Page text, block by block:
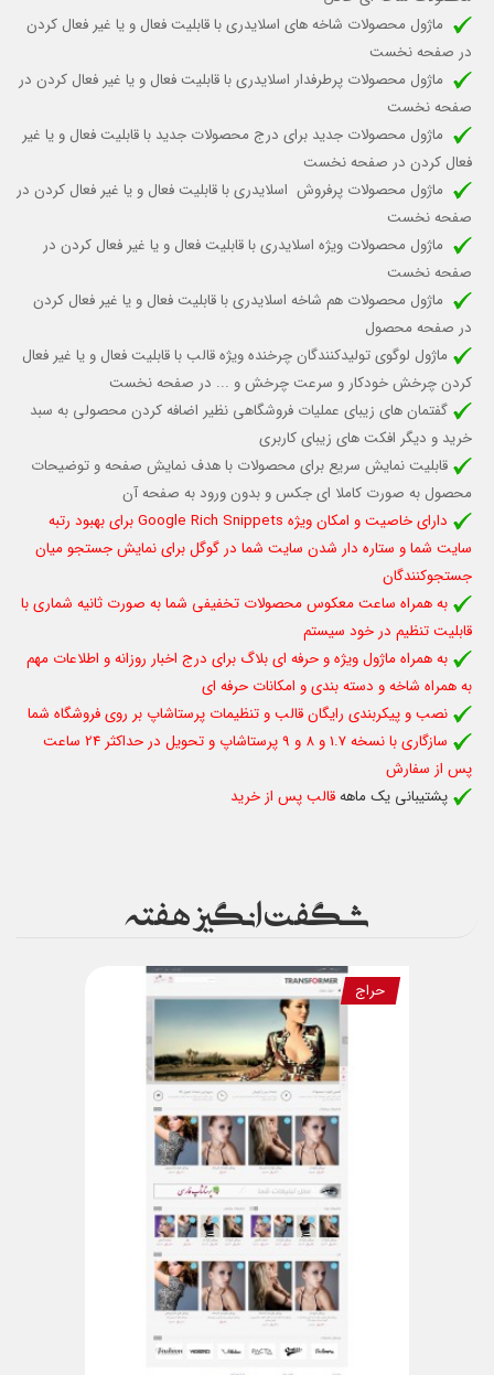
ماژول محصولات شاخه های اسلایدری با قابلیت فعال و یا غیر فعال کردن
در صفحه نخست
ماژول محصولات پرطرفدار اسلایدری با قابلیت فعال و یا غیر فعال کردن در
صفحه نخست
ماژول محصولات جدید برای درج محصولات جدید با قابلیت فعال و یا غیر
فعال کردن در صفحه نخست
ماژول محصولات پرفروش اسلایدری با قابلیت فعال و یا غیر فعال کردن در
صفحه نخست
ماژول محصولات ویژه اسلایدری با قابلیت فعال و یا غیر فعال کردن در
صفحه نخست
ماژول محصولات هم شاخه اسلایدری با قابلیت فعال و یا غیر فعال کردن
در صفحه محصول
ماژول لوگوی تولیدکنندگان چرخنده ویژه قالب با قابلیت فعال و یا غیر فعال
کردن چرخش خودکار و سرعت چرخش و ... در صفحه نخست
گفتمان های زیبای عملیات فروشگاهی نظیر اضافه کردن محصولی به سبد
خرید و دیگر افکت های زیبای کاربری
قابلیت نمایش سریع برای محصولات با هدف نمایش صفحه و توضیحات
محصول به صورت کاملا ای جکس و بدون ورود به صفحه آن
دارای خاصیت و امکان ویژه Google Rich Snippets برای بهبود رتبه
سایت شما و ستاره دار شدن سایت شما در گوگل برای نمایش جستجو میان
جستجوکنندگان
به همراه ساعت معکوس محصولات تخفیفی شما به صورت ثانیه شماری با
قابلیت تنظیم در خود سیستم
به همراه ماژول ویژه و حرفه ای بلاگ برای درج اخبار روزانه و اطلاعات مهم
به همراه شاخه و دسته بندی و امکانات حرفه ای
نصب و پیکربندی رایگان قالب و تنظیمات پرستاشاپ بر روی فروشگاه شما
سازگاری با نسخه 1.7 و 8 و 9 پرستاشاپ و تحویل در حداکثر 24 ساعت
پس از سفارش
پشتیبانی یک ماههقالب پس از خرید
شگفت انگیز هفته
حراج